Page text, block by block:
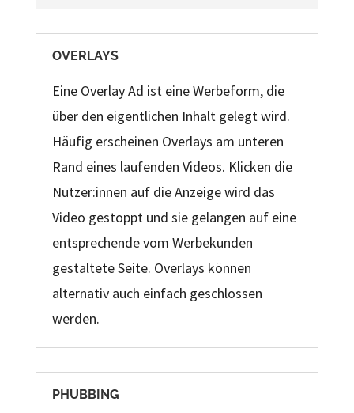
OVERLAYS
Eine Overlay Ad ist eine Werbeform, die
über den eigentlichen Inhalt gelegt wird.
Häufig erscheinen Overlays am unteren
Rand eines laufenden Videos. Klicken die
Nutzer:innen auf die Anzeige wird das
Video gestoppt und sie gelangen auf eine
entsprechende vom Werbekunden
gestaltete Seite. Overlays können
alternativ auch einfach geschlossen
werden.
PHUBBING